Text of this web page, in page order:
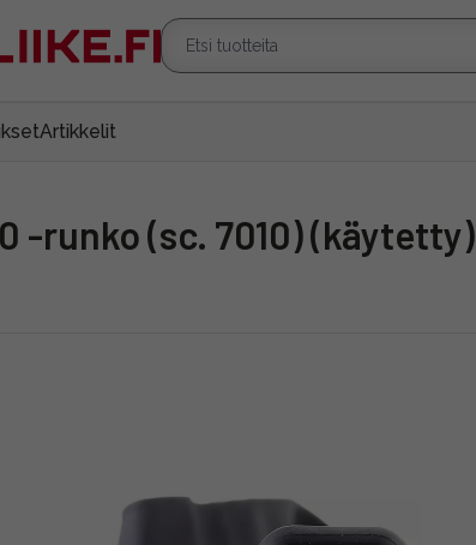
Artikkelit
-runko (sc. 7010) (käytetty)